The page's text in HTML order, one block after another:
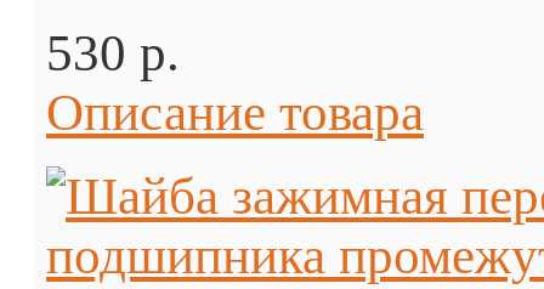
530 p.
Описание товара